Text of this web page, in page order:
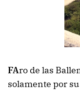
FAro de las
solamente por